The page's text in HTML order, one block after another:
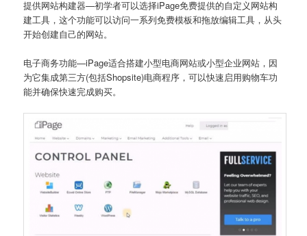
提供网站构建器—初学者可以选择iPage免费提供的自定义网站构
建工具，这个功能可以访问一系列免费模板和拖放编辑工具，从头
开始创建自己的网站。
电子商务功能—iPage适合搭建小型电商网站或小型企业网站，因
为它集成第三方(包括Shopsite)电商程序，可以快速启用购物车功
能并确保快速完成购买。